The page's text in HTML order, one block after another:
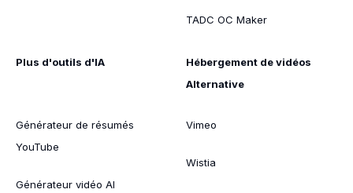
TADC OC Maker
Plus d'outils d'IA
Générateur de résumés
YouTube
Générateur vidéo AI
Hébergement de vidéos
Alternative
Vimeo
Wistia